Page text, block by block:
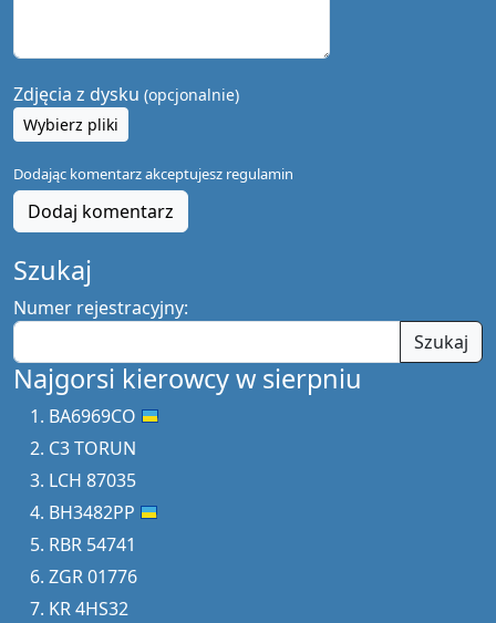
Zdjęcia z dysku (opcjonalnie)
Wybierz pliki
Dodając komentarz akceptujesz regulamin
Dodaj komentarz
Szukaj
Numer rejestracyjny:
Szukaj
Najgorsi kierowcy w sierpniu
BA6969CO
C3 TORUN
LCH 87035
BH3482PP
RBR 54741
ZGR 01776
KR 4HS32